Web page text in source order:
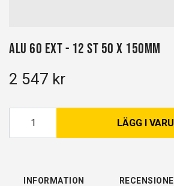
Alu 60 EXT - 12 st 50 x 150mm
2 547 kr
LÄGG I
INFORMATION